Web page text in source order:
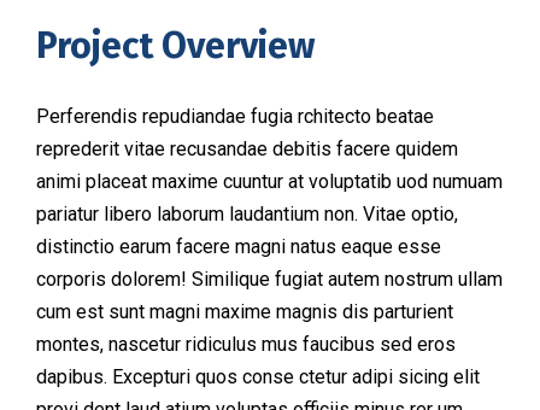
Project Overview
Perferendis repudiandae fugia rchitecto beatae
reprederit vitae recusandae debitis facere quidem
animi placeat maxime cuuntur at voluptatib uod numuam
pariatur libero laborum laudantium non. Vitae optio,
distinctio earum facere magni natus eaque esse
corporis dolorem! Similique fugiat autem nostrum ullam
cum est sunt magni maxime magnis dis parturient
montes, nascetur ridiculus mus faucibus sed eros
dapibus. Excepturi quos conse ctetur adipi sicing elit